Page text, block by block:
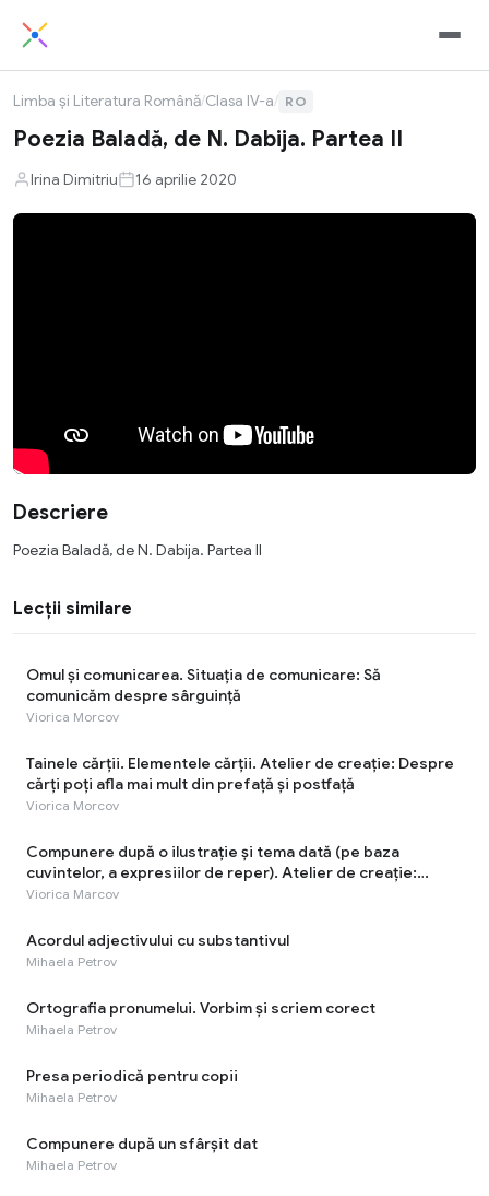
Limba și Literatura Română/Clasa IV-a/ RO
Poezia Baladă, de N. Dabija. Partea II
Irina Dimitriu 16 aprilie 2020
Descriere
Poezia Baladă, de N. Dabija. Partea II
Lecții similare
Omul și comunicarea. Situația de comunicare: Să
comunicăm despre sârguinţă
Viorica Morcov
Tainele cărţii. Elementele cărţii. Atelier de creație: Despre
cărți poți afla mai mult din prefață și postfață
Viorica Morcov
Compunere după o ilustrație și tema dată (pe baza
cuvintelor, a expresiilor de reper). Atelier de creație:
Munca - cea mai rodnică odihnă!
Viorica Marcov
Acordul adjectivului cu substantivul
Mihaela Petrov
Ortografia pronumelui. Vorbim și scriem corect
Mihaela Petrov
Presa periodică pentru copii
Mihaela Petrov
Compunere după un sfârșit dat
Mihaela Petrov